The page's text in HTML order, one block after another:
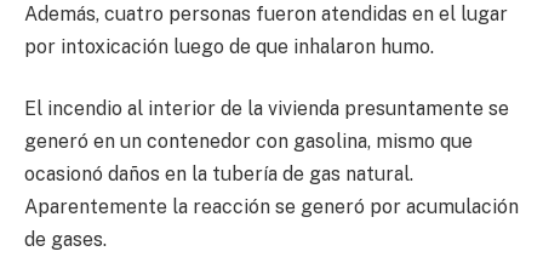
Además, cuatro personas fueron atendidas en el lugar
por intoxicación luego de que inhalaron humo.
El incendio al interior de la vivienda presuntamente se
generó en un contenedor con gasolina, mismo que
ocasionó daños en la tubería de gas natural.
Aparentemente la reacción se generó por acumulación
de gases.